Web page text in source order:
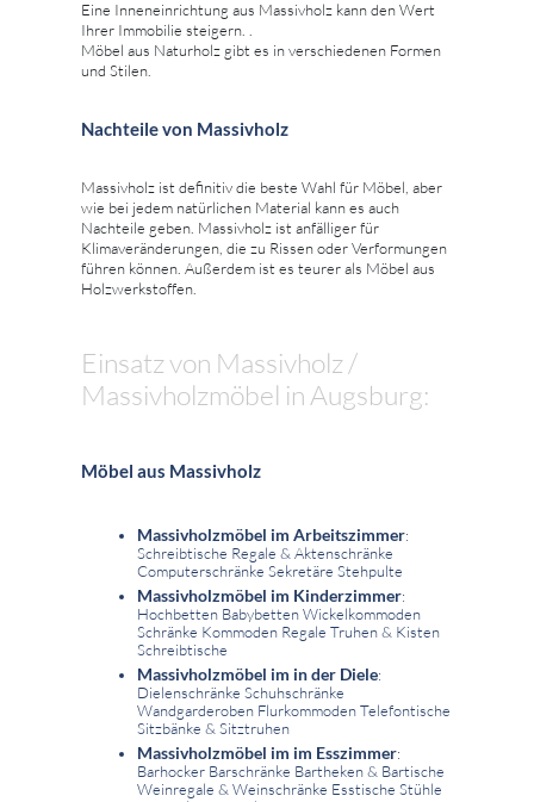
Eine Inneneinrichtung aus Massivholz kann den Wert
Ihrer Immobilie steigern. .
Möbel aus Naturholz gibt es in verschiedenen Formen
und Stilen.
Nachteile von Massivholz
Massivholz ist definitiv die beste Wahl für Möbel, aber
wie bei jedem natürlichen Material kann es auch
Nachteile geben. Massivholz ist anfälliger für
Klimaveränderungen, die zu Rissen oder Verformungen
führen können. Außerdem ist es teurer als Möbel aus
Holzwerkstoffen.
Einsatz von Massivholz /
Massivholzmöbel in Augsburg:
Möbel aus Massivholz
Massivholzmöbel im Arbeitszimmer:
Schreibtische Regale & Aktenschränke
Computerschränke Sekretäre Stehpulte
Massivholzmöbel im Kinderzimmer:
Hochbetten Babybetten Wickelkommoden
Schränke Kommoden Regale Truhen & Kisten
Schreibtische
Massivholzmöbel im in der Diele:
Dielenschränke Schuhschränke
Wandgarderoben Flurkommoden Telefontische
Sitzbänke & Sitztruhen
Massivholzmöbel im im Esszimmer:
Barhocker Barschränke Bartheken & Bartische
Weinregale & Weinschränke Esstische Stühle